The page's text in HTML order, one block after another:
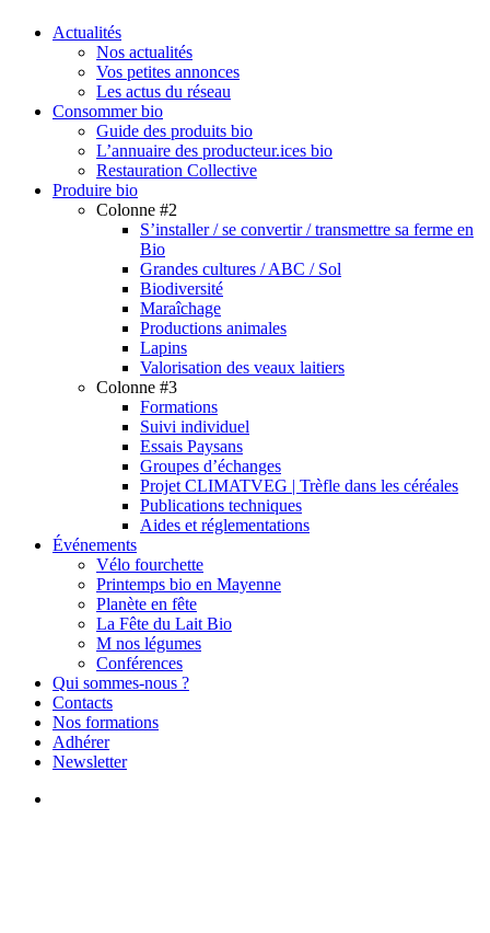
search
Menu
Actualités
Nos actualités
Vos petites annonces
Les actus du réseau
Consommer bio
Guide des produits bio
L’annuaire des producteur.ices bio
Restauration Collective
Produire bio
Colonne #2
S’installer / se convertir / transmettre sa ferme en
Bio
Grandes cultures / ABC / Sol
Biodiversité
Maraîchage
Productions animales
Lapins
Valorisation des veaux laitiers
Colonne #3
Formations
Suivi individuel
Essais Paysans
Groupes d’échanges
Projet CLIMATVEG | Trèfle dans les céréales
Publications techniques
Aides et réglementations
Événements
Vélo fourchette
Printemps bio en Mayenne
Planète en fête
La Fête du Lait Bio
M nos légumes
Conférences
Qui sommes-nous ?
Contacts
Nos formations
Adhérer
Newsletter